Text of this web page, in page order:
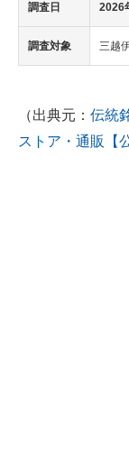
ちょっと気にな
調査日 2026
調査対象 三越
（出典元： 伝統
ストア・通販【